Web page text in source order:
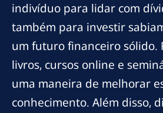
indivíduo para lidar com
também para investir
um futuro financeiro sólido.
livros, cursos online e
uma maneira de melhorar
conhecimento. Além disso,